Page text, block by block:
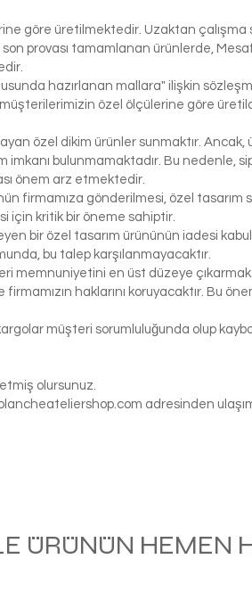
göre üretilmektedir. Uzaktan çalışma
provası tamamlanan ürünlerde,
hazırlanan mallara" ilişkin
özel ölçülerine göre
özel dikim ürünler sunmaktır. Ancak,
imkanı bulunmamaktadır. Bu nedenle,
önem arz etmektedir.
firmamıza gönderilmesi, özel tasarım
için kritik bir öneme sahiptir.
bir özel tasarım ürününün iadesi
bu talep karşılanmayacaktır.
memnuniyetini en üst düzeye çıkarmak
haklarını koruyacaktır. Bu
müşteri sorumluluğunda olup
olursunuz.
adresinden
ÜRÜNÜN HEMEN